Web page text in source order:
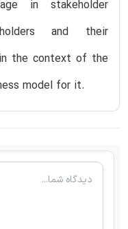
in stakeholder
and their
the context of the
model for it.